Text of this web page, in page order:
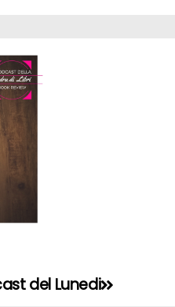
del Lunedi